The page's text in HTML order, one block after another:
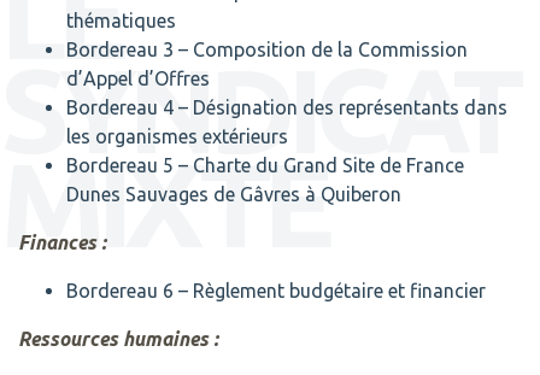
SYNDICAT
MIXTE
thématiques
Bordereau 3 – Composition de la Commission
d’Appel d’Offres
Bordereau 4 – Désignation des représentants dans
les organismes extérieurs
Bordereau 5 – Charte du Grand Site de France
Dunes Sauvages de Gâvres à Quiberon
Finances :
Bordereau 6 – Règlement budgétaire et financier
Ressources humaines :